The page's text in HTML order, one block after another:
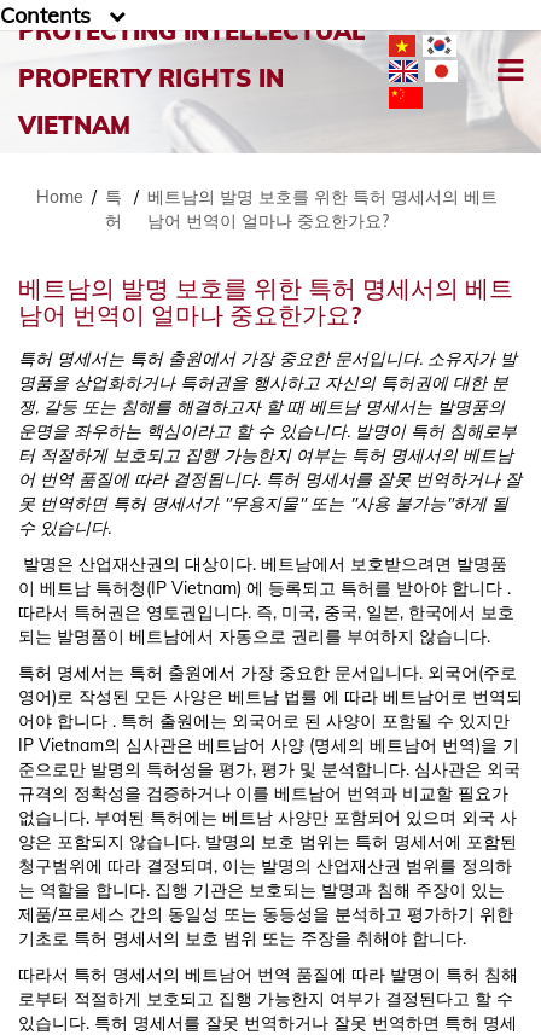
PROTECTING INTELLECTUAL
PROPERTY RIGHTS IN
VIETNAM
Home / 특
허
/ 베트남의 발명 보호를 위한 특허 명세서의 베트
남어 번역이 얼마나 중요한가요?
Contents
베트남의 발명 보호를 위한 특허 명세서의 베트
남어 번역이 얼마나 중요한가요?
특허 명세서는 특허 출원에서 가장 중요한 문서입니다. 소유자가 발
명품을 상업화하거나 특허권을 행사하고 자신의 특허권에 대한 분
쟁, 갈등 또는 침해를 해결하고자 할 때 베트남 명세서는 발명품의
운명을 좌우하는 핵심이라고 할 수 있습니다. 발명이 특허 침해로부
터 적절하게 보호되고 집행 가능한지 여부는 특허 명세서의 베트남
어 번역 품질에 따라 결정됩니다. 특허 명세서를 잘못 번역하거나 잘
못 번역하면 특허 명세서가 "무용지물" 또는 "사용 불가능"하게 될
수 있습니다.
발명은 산업재산권의 대상이다. 베트남에서 보호받으려면 발명품
이 베트남 특허청(IP Vietnam) 에 등록되고 특허를 받아야 합니다 .
따라서 특허권은 영토권입니다. 즉, 미국, 중국, 일본, 한국에서 보호
되는 발명품이 베트남에서 자동으로 권리를 부여하지 않습니다.
특허 명세서는 특허 출원에서 가장 중요한 문서입니다. 외국어(주로
영어)로 작성된 모든 사양은 베트남 법률 에 따라 베트남어로 번역되
어야 합니다 . 특허 출원에는 외국어로 된 사양이 포함될 수 있지만
IP Vietnam의 심사관은 베트남어 사양 (명세의 베트남어 번역)을 기
준으로만 발명의 특허성을 평가, 평가 및 분석합니다. 심사관은 외국
규격의 정확성을 검증하거나 이를 베트남어 번역과 비교할 필요가
없습니다. 부여된 특허에는 베트남 사양만 포함되어 있으며 외국 사
양은 포함되지 않습니다. 발명의 보호 범위는 특허 명세서에 포함된
청구범위에 따라 결정되며, 이는 발명의 산업재산권 범위를 정의하
는 역할을 합니다. 집행 기관은 보호되는 발명과 침해 주장이 있는
제품/프로세스 간의 동일성 또는 동등성을 분석하고 평가하기 위한
기초로 특허 명세서의 보호 범위 또는 주장을 취해야 합니다.
따라서 특허 명세서의 베트남어 번역 품질에 따라 발명이 특허 침해
로부터 적절하게 보호되고 집행 가능한지 여부가 결정된다고 할 수
있습니다. 특허 명세서를 잘못 번역하거나 잘못 번역하면 특허 명세